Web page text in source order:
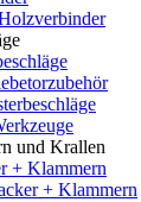
und Krallen
+ Klammern
+ Klammern